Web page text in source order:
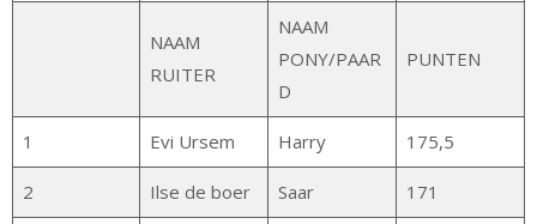
NAAM
RUITER
NAAM
PONY/PAAR
D
PUNTEN
1 Evi Ursem Harry 175,5
2 Ilse de boer Saar 171